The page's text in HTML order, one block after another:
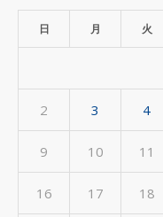
イ
日 月 火
2 3 4
9 10 11
16 17 18